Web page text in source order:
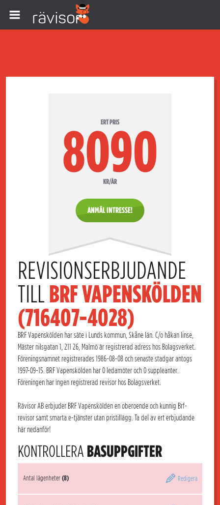
ERT PRIS
8090
KR/ÅR
ANMÄL INTRESSE!
REVISIONSERBJUDANDE
TILL BRF VAPENSKÖLDEN
(716407-4028)
BRF Vapenskölden har säte i Lunds kommun, Skåne län. C/o håkan linse,
Mäster nilsgatan 1, 211 26, Malmö är registrerad adress hos Bolagsverket.
Föreningsnamnet registrerades 1986-08-08 och senaste stadgar antogs
1997-09-15. BRF Vapenskölden har 0 ledamöter och 0 suppleanter.
Föreningen har ingen registrerad revisor hos Bolagsverket.
Rävisor AB erbjuder BRF Vapenskölden en oberoende och kunnig Brf-
revisor samt smarta e-tjänster utan pristillägg. Ta del av ert erbjudande
här nedanför!
KONTROLLERA BASUPPGIFTER
Antal lägenheter(8) Redigera